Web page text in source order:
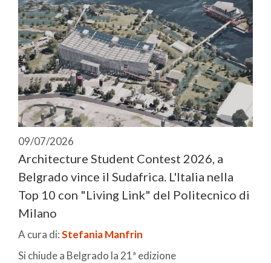
09/07/2026
Architecture Student Contest 2026, a
Belgrado vince il Sudafrica. L'Italia nella
Top 10 con "Living Link" del Politecnico di
Milano
A cura di:Stefania Manfrin
Si chiude a Belgrado la 21ª edizione